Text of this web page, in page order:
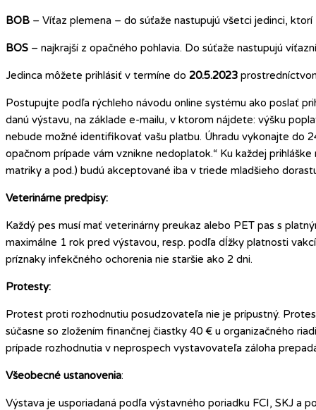
BOB – Víťaz plemena – do súťaže nastupujú všetci jedinci,
BOS – najkrajší z opačného pohlavia. Do súťaže nastupujú
Jedinca môžete prihlásiť v termíne do 20.5.2023
Postupujte podľa rýchleho návodu online systému ako poslať
danú výstavu, na základe e-mailu, v ktorom nájdete: výšku
nebude možné identifikovať vašu platbu. Úhradu vykonajte do
opačnom prípade vám vznikne nedoplatok.“ Ku každej
matriky a pod.) budú akceptované iba v triede mladšieho
Veterinárne predpisy:
Každý pes musí mať veterinárny preukaz alebo PET pas s
maximálne 1 rok pred výstavou, resp. podľa dĺžky platnosti
príznaky infekčného ochorenia nie staršie ako 2 dni.
Protesty:
Protest proti rozhodnutiu posudzovateľa nie je prípustný.
súčasne so zložením finančnej čiastky 40 € u organizačného
prípade rozhodnutia v neprospech vystavovateľa záloha
Všeobecné ustanovenia:
Výstava je usporiadaná podľa výstavného poriadku FCI, SKJ a